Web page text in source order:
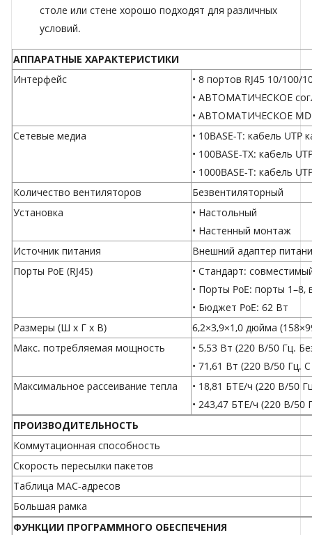
столе или стене хорошо подходят для различных
условий.
АППАРАТНЫЕ ХАРАКТЕРИСТИКИ
Интерфейс
• 8 портов RJ45 10/100/
• АВТОМАТИЧЕСКОЕ
• АВТОМАТИЧЕСКОЕ
Сетевые медиа
• 10BASE-T: кабель
• 100BASE-TX: кабель
• 1000BASE-T: кабель
Количество вентиляторов
Безвентиляторный
Установка
• Настольный
• Настенный монтаж
Источник питания
Внешний адаптер
Порты PoE (RJ45)
• Стандарт:
• Порты PoE: порты
• Бюджет PoE: 62 Вт
Размеры (Ш x Г x В)
6,2×3,9×1,0 дюйма
Макс. потребляемая мощность
• 5,53 Вт (220 В/50 Гц.
• 71,61 Вт (220 В/50 Гц.
Максимальное рассеивание тепла
• 18,81 БТЕ/ч (220 В/50
• 243,47 БТЕ/ч (220 В/50
ПРОИЗВОДИТЕЛЬНОСТЬ
Коммутационная способность
Скорость пересылки пакетов
Таблица MAC-адресов
Большая рамка
ФУНКЦИИ ПРОГРАММНОГО ОБЕСПЕЧЕНИЯ